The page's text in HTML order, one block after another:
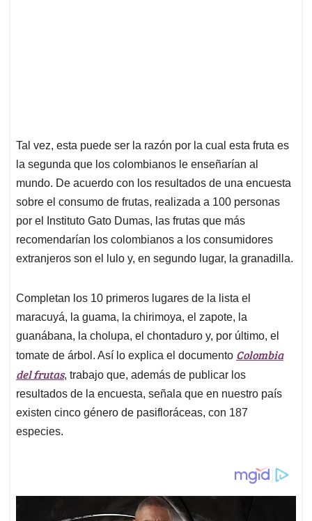
Tal vez, esta puede ser la razón por la cual esta fruta es
la segunda que los colombianos le enseñarían al
mundo. De acuerdo con los resultados de una encuesta
sobre el consumo de frutas, realizada a 100 personas
por el Instituto Gato Dumas, las frutas que más
recomendarían los colombianos a los consumidores
extranjeros son el lulo y, en segundo lugar, la granadilla.
Completan los 10 primeros lugares de la lista el
maracuyá, la guama, la chirimoya, el zapote, la
guanábana, la cholupa, el chontaduro y, por último, el
tomate de árbol. Así lo explica el documento Colombia
del frutas, trabajo que, además de publicar los
resultados de la encuesta, señala que en nuestro país
existen cinco género de pasifloráceas, con 187
especies.